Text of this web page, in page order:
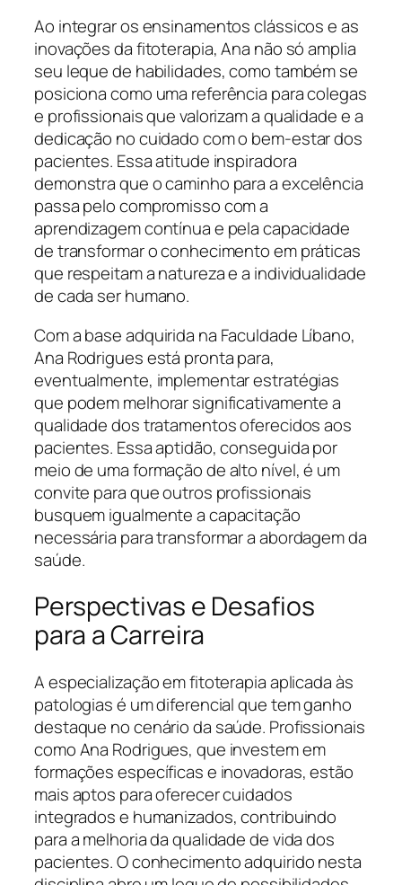
Ao integrar os ensinamentos clássicos e as
inovações da fitoterapia, Ana não só amplia
seu leque de habilidades, como também se
posiciona como uma referência para colegas
e profissionais que valorizam a qualidade e a
dedicação no cuidado com o bem-estar dos
pacientes. Essa atitude inspiradora
demonstra que o caminho para a excelência
passa pelo compromisso com a
aprendizagem contínua e pela capacidade
de transformar o conhecimento em práticas
que respeitam a natureza e a individualidade
de cada ser humano.
Com a base adquirida na Faculdade Líbano,
Ana Rodrigues está pronta para,
eventualmente, implementar estratégias
que podem melhorar significativamente a
qualidade dos tratamentos oferecidos aos
pacientes. Essa aptidão, conseguida por
meio de uma formação de alto nível, é um
convite para que outros profissionais
busquem igualmente a capacitação
necessária para transformar a abordagem da
saúde.
Perspectivas e Desafios
para a Carreira
A especialização em fitoterapia aplicada às
patologias é um diferencial que tem ganho
destaque no cenário da saúde. Profissionais
como Ana Rodrigues, que investem em
formações específicas e inovadoras, estão
mais aptos para oferecer cuidados
integrados e humanizados, contribuindo
para a melhoria da qualidade de vida dos
pacientes. O conhecimento adquirido nesta